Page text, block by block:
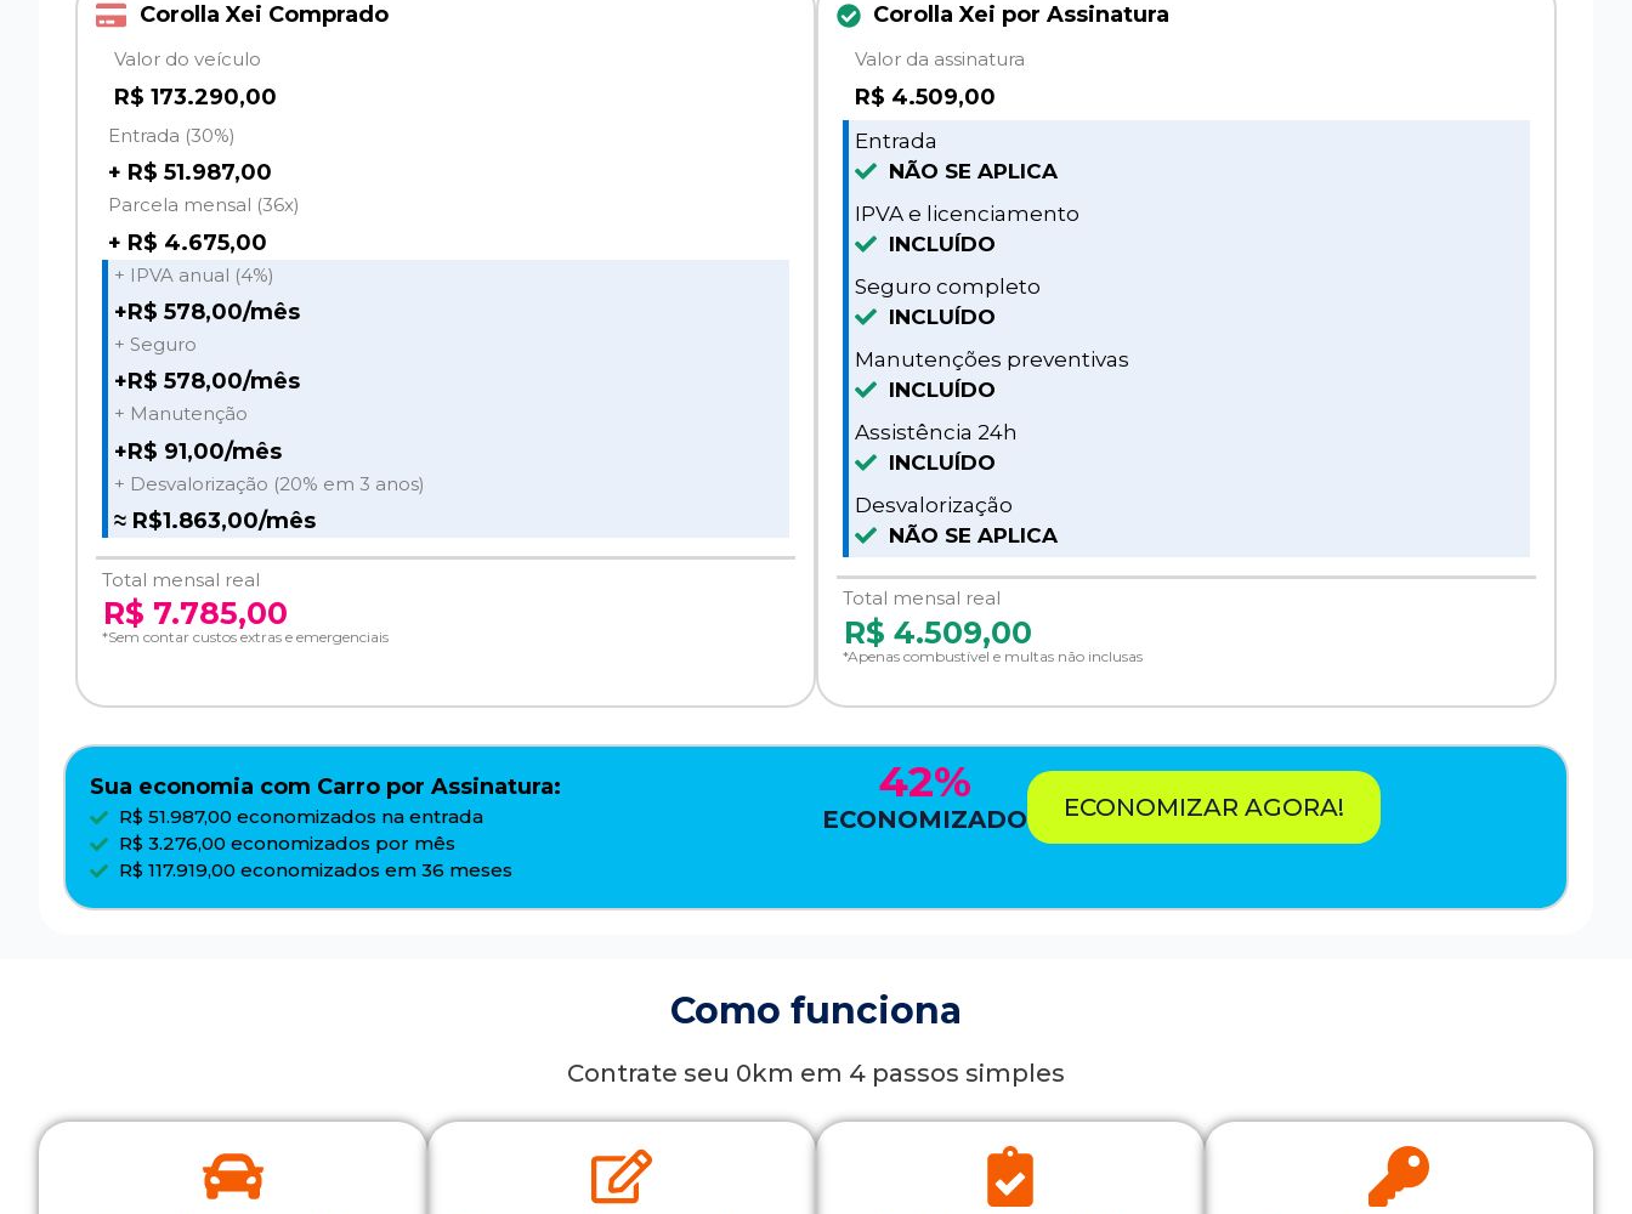
Corolla Xei Comprado
Valor do veículo
R$ 173.290,00
Entrada (30%)
+ R$ 51.987,00
Parcela mensal (36x)
+ R$ 4.675,00
+ IPVA anual (4%)
+R$ 578,00/mês
+ Seguro
+R$ 578,00/mês
+ Manutenção
+R$ 91,00/mês
+ Desvalorização (20% em 3 anos)
≈ R$1.863,00/mês
Total mensal real
R$ 7.785,00
*Sem contar custos extras e emergenciais
Corolla Xei por Assinatura
Valor da assinatura
R$ 4.509,00
Entrada
NÃO SE APLICA
IPVA e licenciamento
INCLUÍDO
Seguro completo
INCLUÍDO
Manutenções preventivas
INCLUÍDO
Assistência 24h
INCLUÍDO
Desvalorização
NÃO SE APLICA
Total mensal real
R$ 4.509,00
*Apenas combustível e multas não inclusas
Sua economia com Carro por Assinatura:
R$ 51.987,00 economizados na entrada
R$ 3.276,00 economizados por mês
R$ 117.919,00 economizados em 36 meses
42%
ECONOMIZADO ECONOMIZAR AGORA!
Como funciona
Contrate seu 0km em 4 passos simples